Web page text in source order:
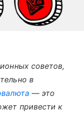
советов,
в
— это
привести к